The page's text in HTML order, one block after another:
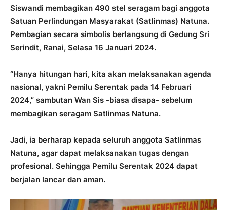
Siswandi membagikan 490 stel seragam bagi anggota
Satuan Perlindungan Masyarakat (Satlinmas) Natuna.
Pembagian secara simbolis berlangsung di Gedung Sri
Serindit, Ranai, Selasa 16 Januari 2024.
“Hanya hitungan hari, kita akan melaksanakan agenda
nasional, yakni Pemilu Serentak pada 14 Februari
2024,” sambutan Wan Sis -biasa disapa- sebelum
membagikan seragam Satlinmas Natuna.
Jadi, ia berharap kepada seluruh anggota Satlinmas
Natuna, agar dapat melaksanakan tugas dengan
profesional. Sehingga Pemilu Serentak 2024 dapat
berjalan lancar dan aman.